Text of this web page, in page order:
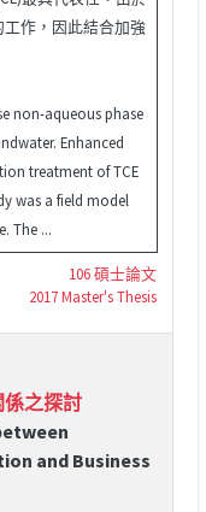
工作，因此結合加強
non-aqueous phase
Enhanced
treatment of TCE
was a field model
The ...
106 碩士論文
2017 Master's Thesis
之探討
and Business